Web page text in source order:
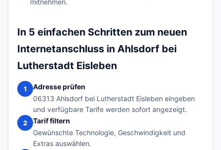
mitnehmen.
In 5 einfachen Schritten zum neuen
Internetanschluss in Ahlsdorf bei
Lutherstadt Eisleben
1
Adresse prüfen
06313 Ahlsdorf bei Lutherstadt Eisleben eingeben
und verfügbare Tarife werden sofort angezeigt.
2
Tarif filtern
Gewünschte Technologie, Geschwindigkeit und
Extras auswählen.